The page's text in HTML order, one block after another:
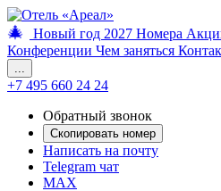
🎄 Новый год 2027 Номера
Конференции Чем заняться
...
+7 495 660 24 24
Обратный звонок
Скопировать номер
Написать на почту
Telegram чат
MAX